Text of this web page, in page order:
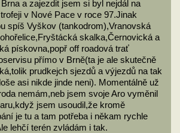
a zajezdit jsem si byl nejdál na
v Nové Pace v roce 97.Jinak
spíš Vyškov (tankodrom),Vranovská
skalka,Černovická a
pískovna,popř off roadová trať
přímo v Brně(ta je ale skutečně
prudkejch sjezdů a výjezdů na tak
asi nikde jinde neni). Momentálně už
nemám,neb jsem svoje Aro vyměnil
jsem usoudil,že kromě
je tu a tam potřeba i někam rychle
lehčí terén zvládám i tak.